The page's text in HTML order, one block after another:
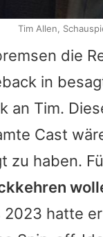
die
in
an Tim.
Cast
zu haben.
hatte
Tim Allen,